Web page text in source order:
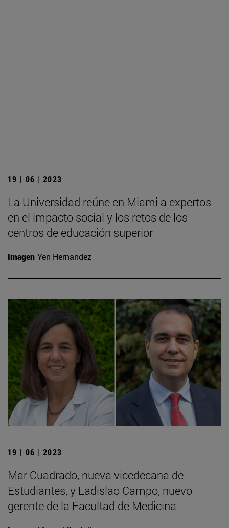
19 | 06 | 2023
La Universidad reúne en Miami a expertos
en el impacto social y los retos de los
centros de educación superior
Imagen Yen Hernandez
19 | 06 | 2023
Mar Cuadrado, nueva vicedecana de
Estudiantes, y Ladislao Campo, nuevo
gerente de la Facultad de Medicina